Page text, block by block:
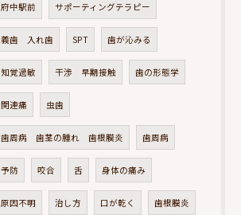
府中駅前 サポーティングテラピー
義歯 入れ歯 SPT 歯が沁みる
知覚過敏 干渉 早期接触 歯の形態学
関連痛 虫歯
歯周病 歯茎の腫れ 歯根膜炎 歯周病
予防 咬合 舌 身体の痛み
原因不明 治し方 口が乾く 歯根膜炎